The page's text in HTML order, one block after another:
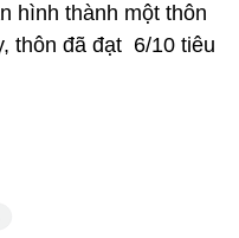
hình thành một thôn
thôn đã đạt 6/10 tiêu